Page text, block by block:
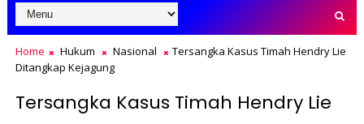
Home Hukum Nasional
Tersangka Kasus Timah Hendry Lie
Ditangkap Kejagung
Tersangka Kasus Timah Hendry Lie